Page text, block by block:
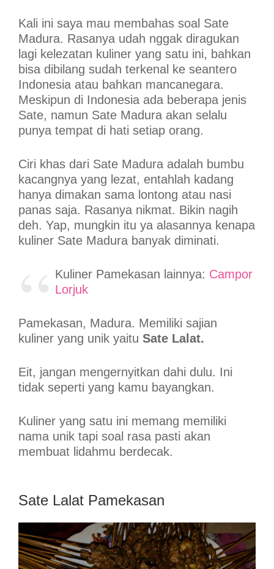
Kali ini saya mau membahas soal Sate
Madura. Rasanya udah nggak diragukan
lagi kelezatan kuliner yang satu ini, bahkan
bisa dibilang sudah terkenal ke seantero
Indonesia atau bahkan mancanegara.
Meskipun di Indonesia ada beberapa jenis
Sate, namun Sate Madura akan selalu
punya tempat di hati setiap orang.
Ciri khas dari Sate Madura adalah bumbu
kacangnya yang lezat, entahlah kadang
hanya dimakan sama lontong atau nasi
panas saja. Rasanya nikmat. Bikin nagih
deh. Yap, mungkin itu ya alasannya kenapa
kuliner Sate Madura banyak diminati.
Kuliner Pamekasan lainnya: Campor
Lorjuk
Pamekasan, Madura. Memiliki sajian
kuliner yang unik yaitu Sate Lalat.
Eit, jangan mengernyitkan dahi dulu. Ini
tidak seperti yang kamu bayangkan.
Kuliner yang satu ini memang memiliki
nama unik tapi soal rasa pasti akan
membuat lidahmu berdecak.
Sate Lalat Pamekasan